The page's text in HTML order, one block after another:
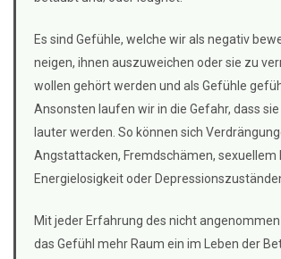
Es sind Gefühle, welche wir als negativ
neigen, ihnen auszuweichen oder sie zu
wollen gehört werden und als Gefühle
Ansonsten laufen wir in die Gefahr, dass
lauter werden. So können sich
Angstattacken, Fremdschämen, sexuellem
Energielosigkeit oder
Mit jeder Erfahrung des nicht
das Gefühl mehr Raum ein im Leben der